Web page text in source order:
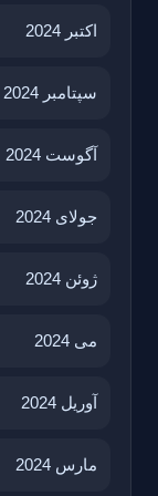
اکتبر 2024
سپتامبر 2024
آگوست 2024
جولای 2024
ژوئن 2024
می 2024
آوریل 2024
مارس 2024